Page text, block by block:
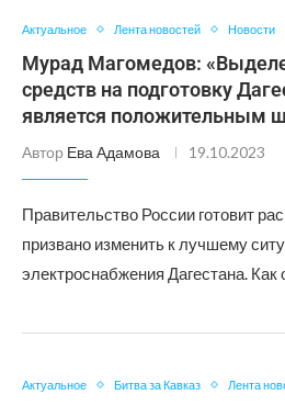
Актуальное Лента новостей Новости
Мурад Магомедов:
средств на подготовку
является положительным
Автор Ева Адамова 19.10.2023
Правительство России готовит
призвано изменить к лучшему
электроснабжения Дагестана. Как
Актуальное Битва за Кавказ Лента